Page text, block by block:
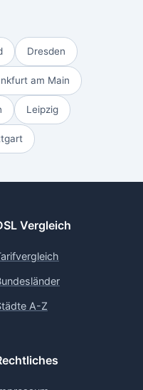
Dresden
am Main
Leipzig
Vergleich
A-Z